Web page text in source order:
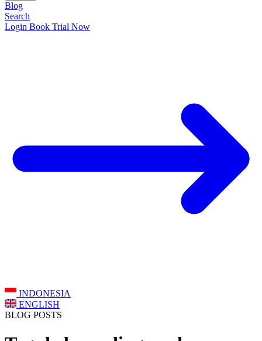
Blog
Search
Login Book Trial Now
INDONESIA
ENGLISH
BLOG POSTS